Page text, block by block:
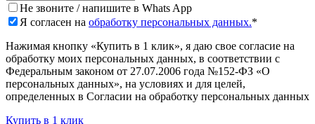
Не звоните / напишите в Whats App
Я согласен на обработку персональных данных.*
Нажимая кнопку «Купить в 1 клик», я даю свое согласие на
обработку моих персональных данных, в соответствии с
Федеральным законом от 27.07.2006 года №152-ФЗ «О
персональных данных», на условиях и для целей,
определенных в Согласии на обработку персональных данных
Купить в 1 клик